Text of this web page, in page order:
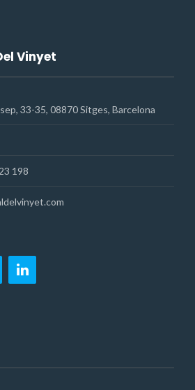
Vinyet
33-35, 08870 Sitges, Barcelona
198